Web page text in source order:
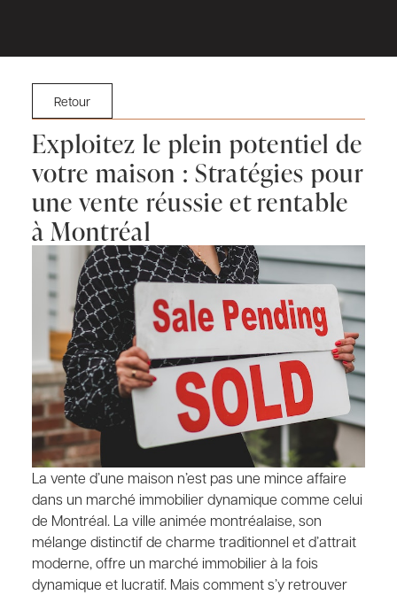
Retour
Exploitez le plein potentiel de
votre maison : Stratégies pour
une vente réussie et rentable
à Montréal
La vente d’une maison n’est pas une mince affaire
dans un marché immobilier dynamique comme celui
de Montréal. La ville animée montréalaise, son
mélange distinctif de charme traditionnel et d’attrait
moderne, offre un marché immobilier à la fois
dynamique et lucratif. Mais comment s’y retrouver